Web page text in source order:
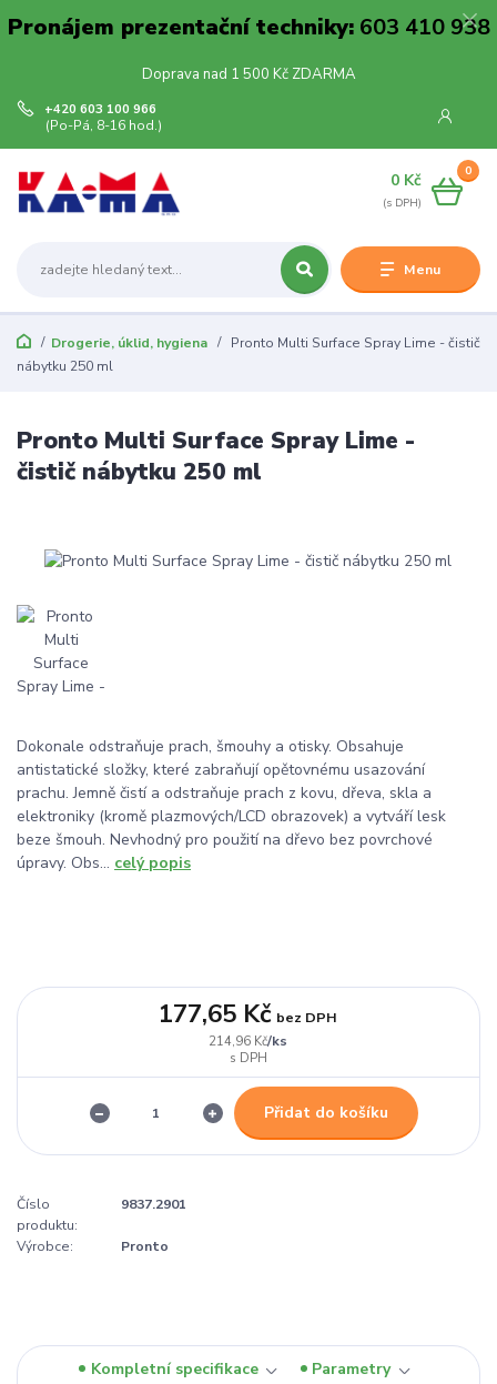
Pronájem prezentační techniky:603 410 938
Doprava nad 1 500 Kč ZDARMA
Menu
+420 603 100 966
(Po-Pá, 8-16 hod.)
0
0 Kč
Drogerie, úklid, hygiena
Pronto Multi Surface Spray Lime - čistič
nábytku 250 ml
Pronto Multi Surface Spray Lime -
čistič nábytku 250 ml
Dokonale odstraňuje prach, šmouhy a otisky. Obsahuje
antistatické složky, které zabraňují opětovnému usazování
prachu. Jemně čistí a odstraňuje prach z kovu, dřeva, skla a
elektroniky (kromě plazmových/LCD obrazovek) a vytváří lesk
beze šmouh. Nevhodný pro použití na dřevo bez povrchové
úpravy. Obs... celý popis
214,96 Kč/ks
177,65 Kč bez DPH
Přidat do košíku
Číslo
produktu:
9837.2901
Výrobce: Pronto
Kompletní specifikace
Parametry